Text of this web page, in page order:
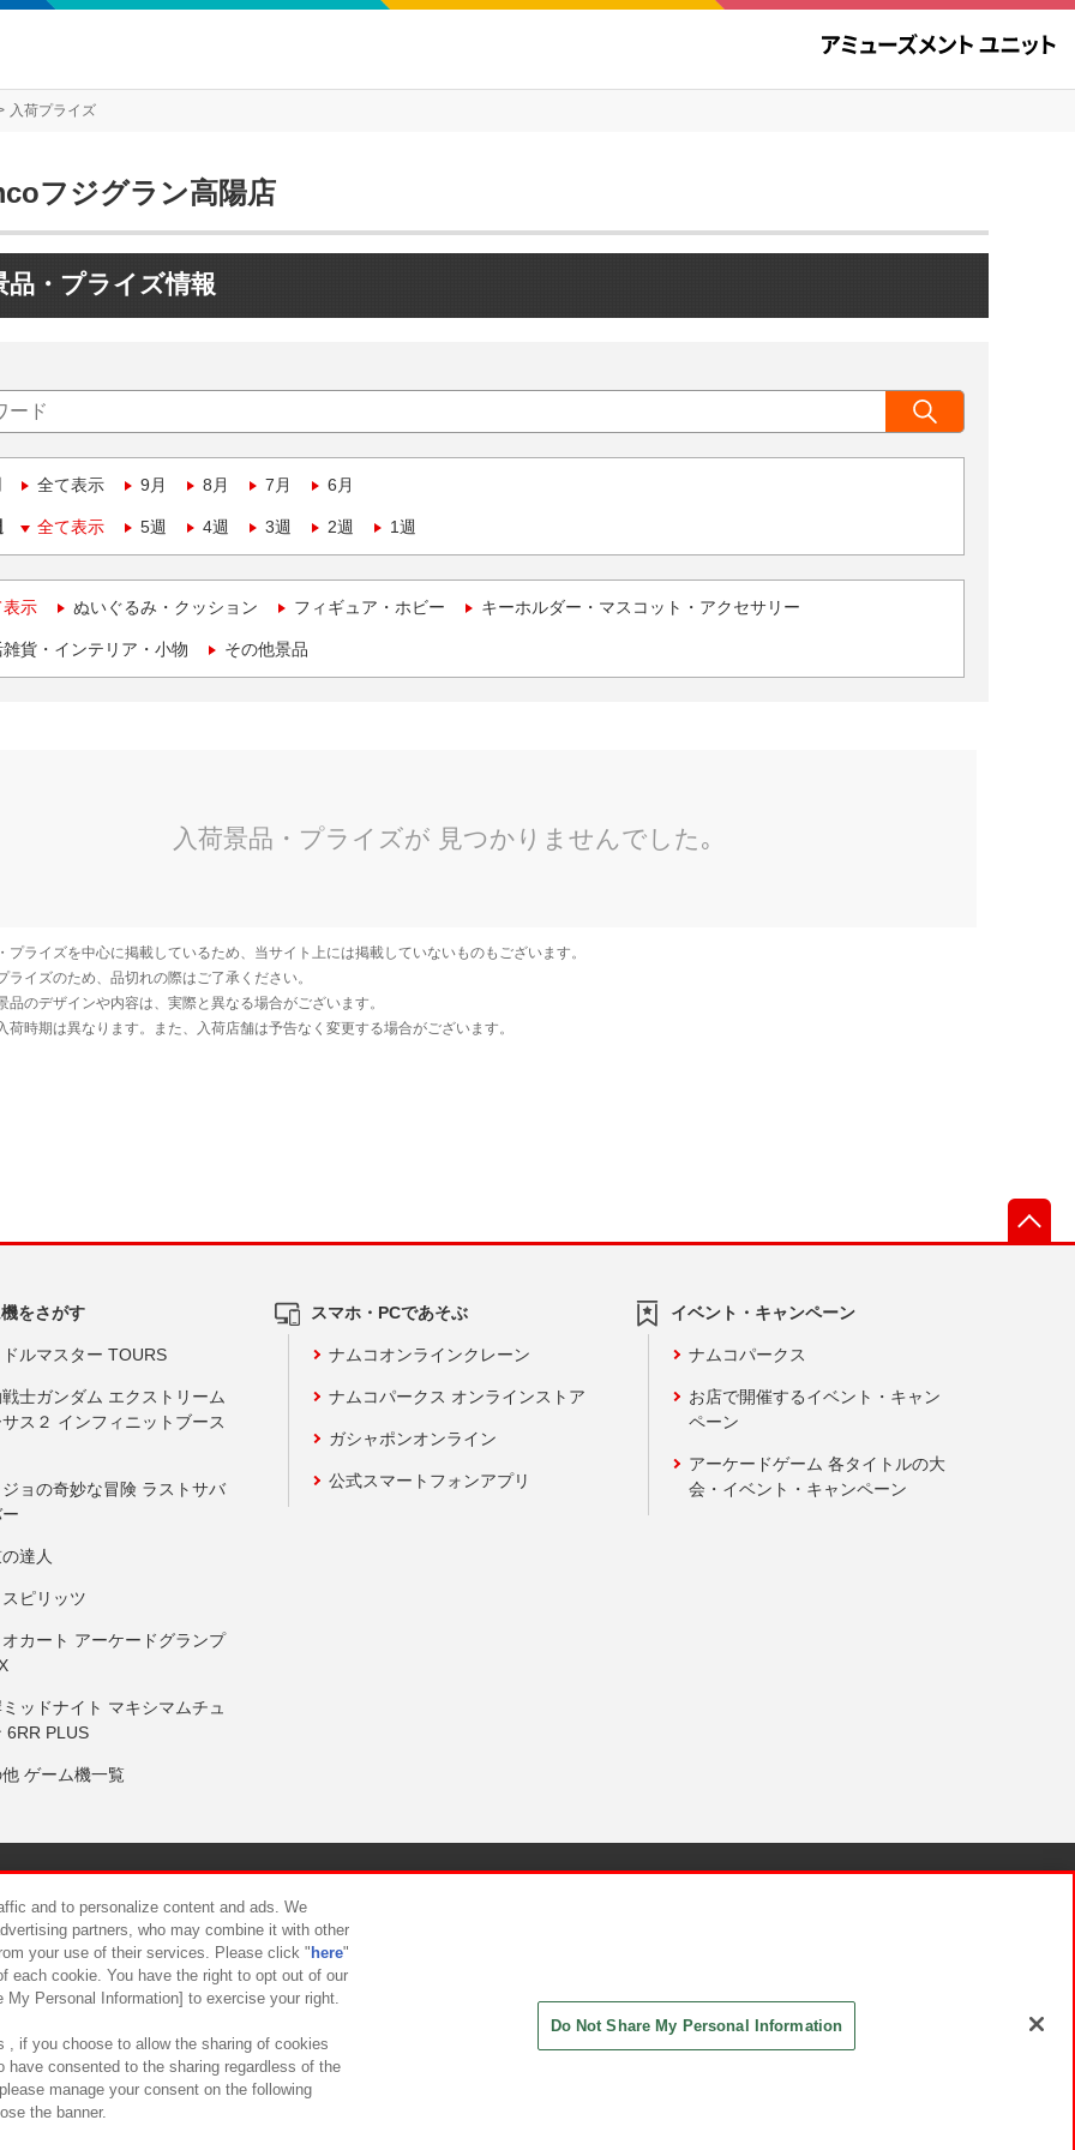
入荷プライズ
フジグラン高陽店
品・プライズ情報
全て表示 9月 8月 7月 6月
全て表示 5週 4週 3週 2週 1週
表示 ぬいぐるみ・クッション フィギュア・ホビー キーホルダー・マスコット・アクセサリー
貨・インテリア・小物 その他景品
をさがす
ルマスター TOURS
士ガンダム エクストリーム
ス２ インフィニットブース
ョの奇妙な冒険 ラストサバ
達人
ピリッツ
カート アーケードグランプ
ッドナイト マキシマムチュ
6RR PLUS
ゲーム機一覧
スマホ・PCであそぶ
ナムコオンラインクレーン
ナムコパークス オンラインストア
ガシャポンオンライン
公式スマートフォンアプリ
イベント・キャンペーン
ナムコパークス
お店で開催するイベント・キャン
ペーン
アーケードゲーム 各タイトルの大
会・イベント・キャンペーン
について カスタマーハラスメント対応方針
and to personalize content and ads. We
partners, who may combine it with other
your use of their services. Please click " here"
each cookie. You have the right to opt out of our
Personal Information] to exercise your right.
, if you choose to allow the sharing of cookies
have consented to the sharing regardless of the
manage your consent on the following
the banner.
Do Not Share My Personal Information